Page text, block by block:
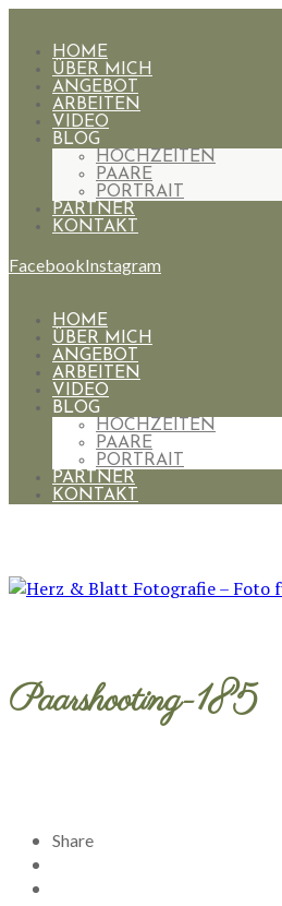
HOME
ÜBER MICH
ANGEBOT
ARBEITEN
VIDEO
BLOG
HOCHZEITEN
PAARE
PORTRAIT
PARTNER
KONTAKT
FacebookInstagram
HOME
ÜBER MICH
ANGEBOT
ARBEITEN
VIDEO
BLOG
HOCHZEITEN
PAARE
PORTRAIT
PARTNER
KONTAKT
Paarshooting-185
Share